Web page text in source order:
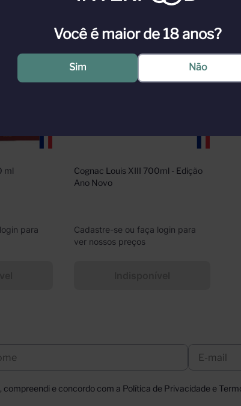
ml
para
Cognac Louis XIII 700ml - Edição
Ano Novo
Cadastre-se ou faça login para
ver nossos preços
compreendi e concordo com a Política de Privacidade e
Você é maior de 18 anos?
Sim Não